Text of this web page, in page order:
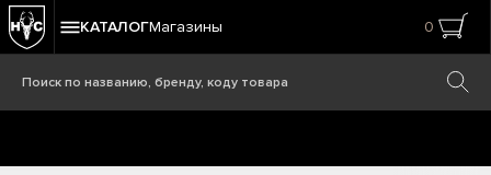
КАТАЛОГМагазины 0